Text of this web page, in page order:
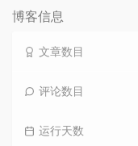
博客信息
文章数目
评论数目
运行天数